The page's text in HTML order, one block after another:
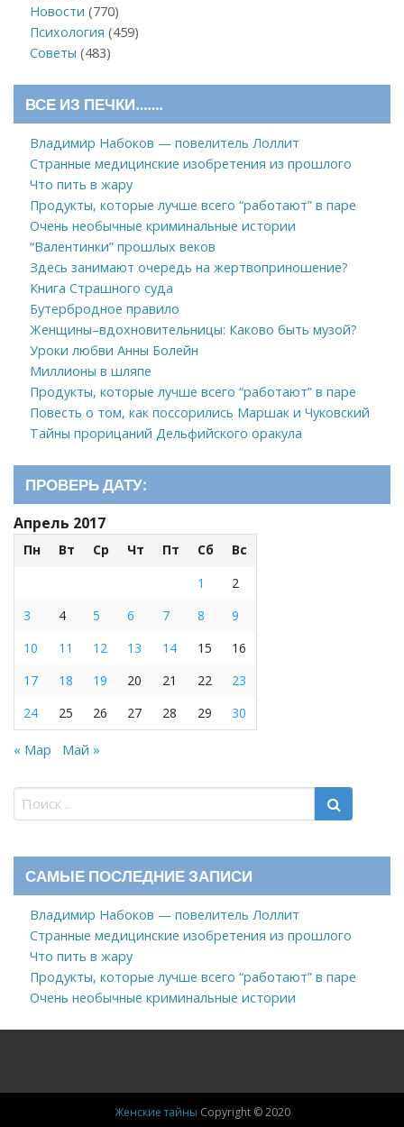
Новости (770)
Психология (459)
Советы (483)
ВСЕ ИЗ ПЕЧКИ…….
Владимир Набоков — повелитель Лоллит
Странные медицинские изобретения из прошлого
Что пить в жару
Продукты, которые лучше всего “работают” в паре
Очень необычные криминальные истории
“Валентинки” прошлых веков
Здесь занимают очередь на жертвоприношение?
Книга Страшного суда
Бутербродное правило
Женщины–вдохновительницы: Каково быть музой?
Уроки любви Анны Болейн
Миллионы в шляпе
Продукты, которые лучше всего “работают” в паре
Повесть о том, как поссорились Маршак и Чуковский
Тайны прорицаний Дельфийского оракула
ПРОВЕРЬ ДАТУ:
Апрель 2017
Пн Вт Ср Чт Пт Сб
Вс
1
2
3
4 5 6 7 8
9
10
11 12 13 14 15
16
17
18 19 20 21 22
23
24
25 26 27 28 29 30
« Мар Май »
САМЫЕ ПОСЛЕДНИЕ ЗАПИСИ
Владимир Набоков — повелитель Лоллит
Странные медицинские изобретения из прошлого
Что пить в жару
Продукты, которые лучше всего “работают” в паре
Очень необычные криминальные истории
Женские тайны Copyright © 2020